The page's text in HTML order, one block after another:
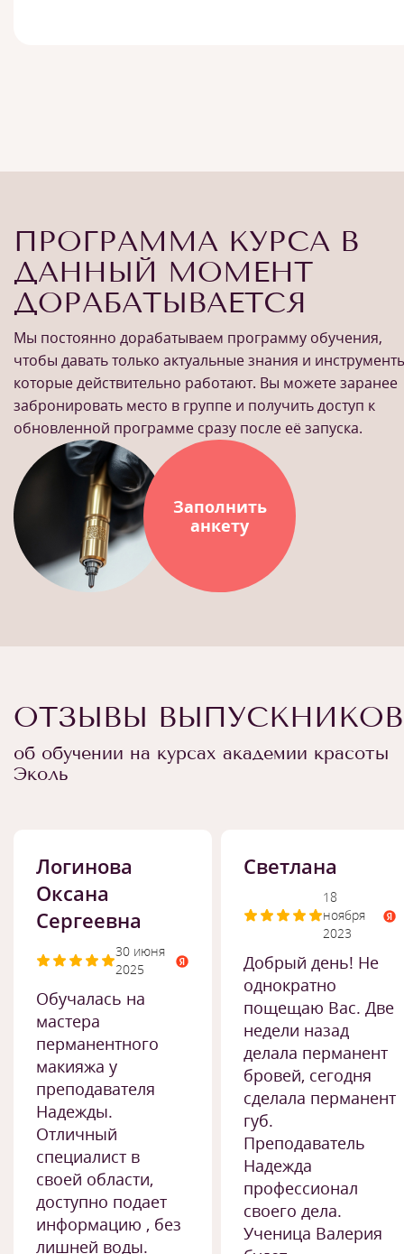
ПРОГРАММА КУРСА В
ДАННЫЙ МОМЕНТ
ДОРАБАТЫВАЕТСЯ
Мы постоянно дорабатываем программу обучения,
чтобы давать только актуальные знания и
которые действительно работают. Вы можете заранее
забронировать место в группе и получить доступ к
обновленной программе сразу после её запуска.
Заполнить
анкету
ОТЗЫВЫ ВЫПУСКНИКОВ
об обучении на курсах академии красоты
Эколь
Логинова
Оксана
Сергеевна
30 июня
2025
Обучалась на
мастера
перманентного
макияжа у
преподавателя
Надежды.
Отличный
специалист в
своей области,
доступно подает
информацию , без
лишней воды.
Светлана
18
ноября
2023
Добрый день! Не
однократно
пощещаю Вас. Две
недели назад
делала перманент
бровей, сегодня
сделала перманент
губ.
Преподаватель
Надежда
профессионал
своего дела.
Ученица Валерия